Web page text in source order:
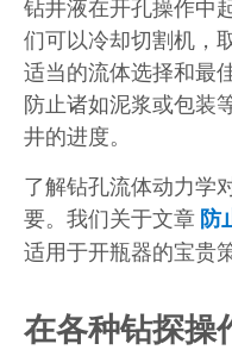
钻井液在开孔操作中
们可以冷却切割机，
适当的流体选择和最
防止诸如泥浆或包装
井的进度。
了解钻孔流体动力学
要。我们关于文章 防
适用于开瓶器的宝贵
在各种钻探操